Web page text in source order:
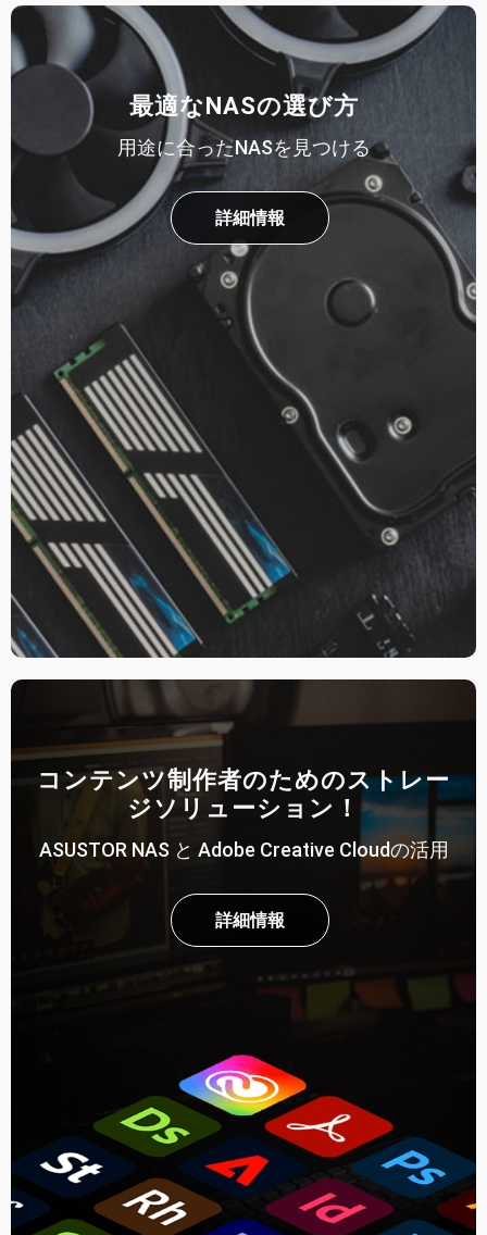
最適なNASの選び方
用途に合ったNASを見つける
詳細情報
コンテンツ制作者のためのストレー
ジソリューション！
ASUSTOR NAS と Adobe Creative Cloudの活用
詳細情報